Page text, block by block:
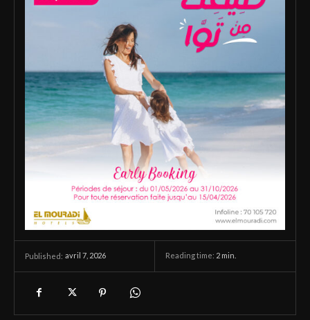
Published: avril 7, 2026 Reading time: 2 min.